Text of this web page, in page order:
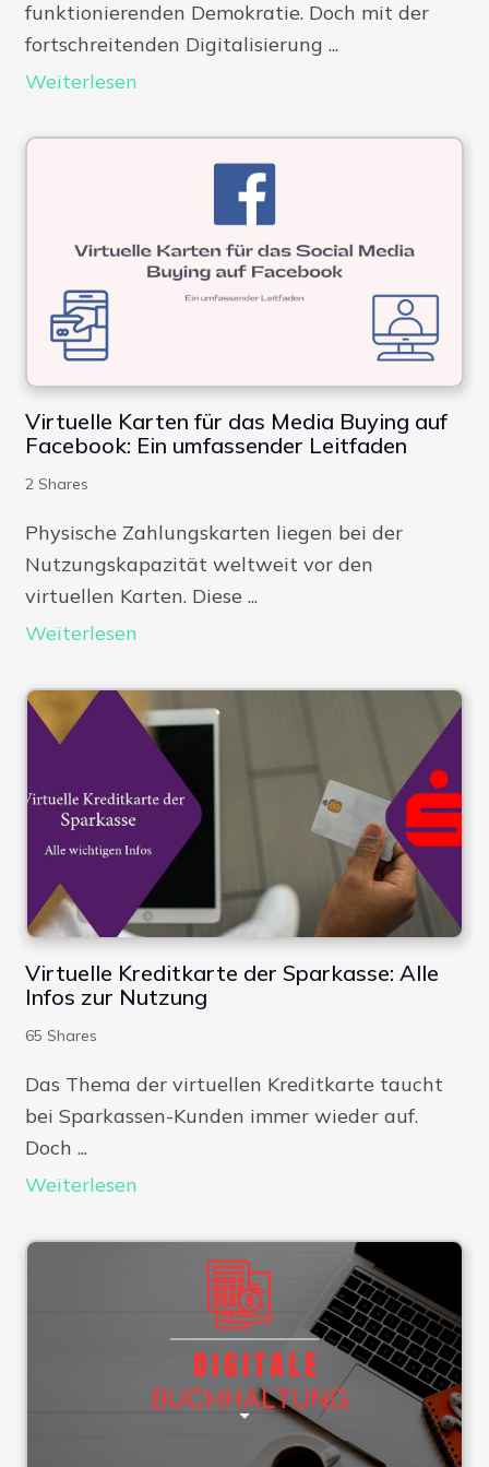
funktionierenden Demokratie. Doch mit der
fortschreitenden Digitalisierung ...
Weiterlesen
Virtuelle Karten für das Media Buying auf
Facebook: Ein umfassender Leitfaden
2 Shares
Physische Zahlungskarten liegen bei der
Nutzungskapazität weltweit vor den
virtuellen Karten. Diese ...
Weiterlesen
Virtuelle Kreditkarte der Sparkasse: Alle
Infos zur Nutzung
65 Shares
Das Thema der virtuellen Kreditkarte taucht
bei Sparkassen-Kunden immer wieder auf.
Doch ...
Weiterlesen